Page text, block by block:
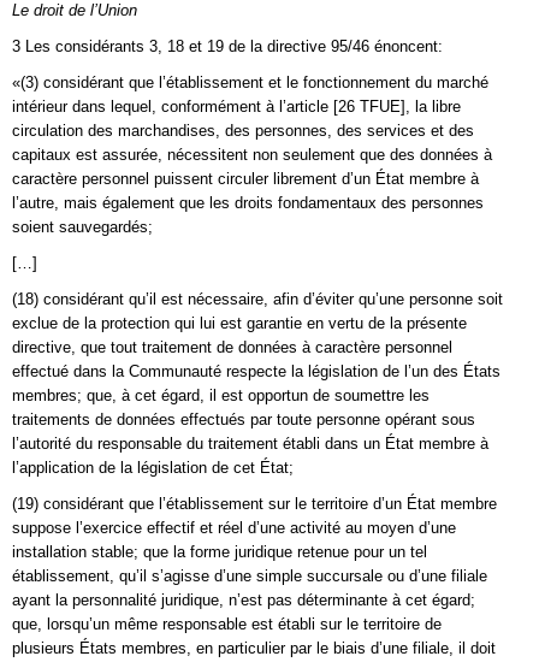
Le droit de l’Union
3 Les considérants 3, 18 et 19 de la directive 95/46 énoncent:
«(3) considérant que l’établissement et le fonctionnement du marché
intérieur dans lequel, conformément à l’article [26 TFUE], la libre
circulation des marchandises, des personnes, des services et des
capitaux est assurée, nécessitent non seulement que des données à
caractère personnel puissent circuler librement d’un État membre à
l’autre, mais également que les droits fondamentaux des personnes
soient sauvegardés;
[…]
(18) considérant qu’il est nécessaire, afin d’éviter qu’une personne soit
exclue de la protection qui lui est garantie en vertu de la présente
directive, que tout traitement de données à caractère personnel
effectué dans la Communauté respecte la législation de l’un des États
membres; que, à cet égard, il est opportun de soumettre les
traitements de données effectués par toute personne opérant sous
l’autorité du responsable du traitement établi dans un État membre à
l’application de la législation de cet État;
(19) considérant que l’établissement sur le territoire d’un État membre
suppose l’exercice effectif et réel d’une activité au moyen d’une
installation stable; que la forme juridique retenue pour un tel
établissement, qu’il s’agisse d’une simple succursale ou d’une filiale
ayant la personnalité juridique, n’est pas déterminante à cet égard;
que, lorsqu’un même responsable est établi sur le territoire de
plusieurs États membres, en particulier par le biais d’une filiale, il doit